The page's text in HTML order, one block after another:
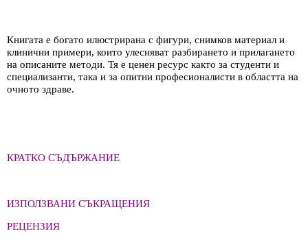
Книгата е богато илюстрирана с фигури, снимков материал и
клинични примери, които улесняват разбирането и прилагането
на описаните методи. Тя е ценен ресурс както за студенти и
специализанти, така и за опитни професионалисти в областта на
очното здраве.
КРАТКО СЪДЪРЖАНИЕ
ИЗПОЛЗВАНИ СЪКРАЩЕНИЯ
РЕЦЕНЗИЯ